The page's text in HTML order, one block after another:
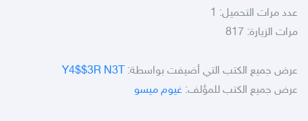
عدد مرات التحميل: 1
مرات الزيارة: 817
عرض جميع الكتب التي أضيفت بواسطة: Y4$$3R N3T
عرض جميع الكتب للمؤلف: غيوم ميسو